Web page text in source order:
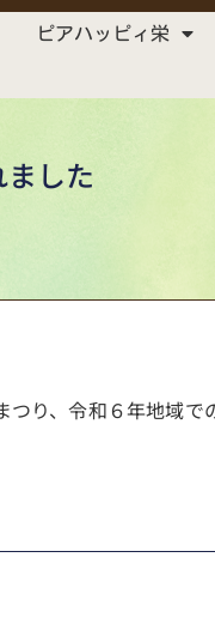
ピアハッピィ栄
した
り、令和６年地域で